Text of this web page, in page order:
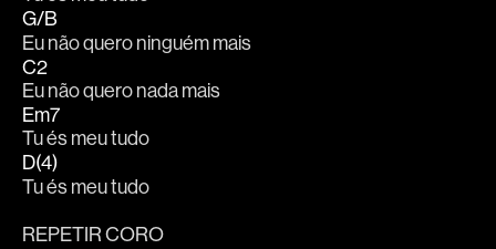
G/B
Eu não quero ninguém mais
C2
Eu não quero nada mais
Em7
Tu és meu tudo
D(4)
Tu és meu tudo
REPETIR CORO